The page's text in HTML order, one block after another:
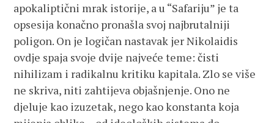
apokaliptični mrak istorije, a u “Safariju” je ta
opsesija konačno pronašla svoj najbrutalniji
poligon. On je logičan nastavak jer Nikolaidis
ovdje spaja svoje dvije najveće teme: čisti
nihilizam i radikalnu kritiku kapitala. Zlo se više
ne skriva, niti zahtijeva objašnjenje. Ono ne
djeluje kao izuzetak, nego kao konstanta koja